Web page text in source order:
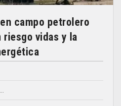
campo petrolero
riesgo vidas y la